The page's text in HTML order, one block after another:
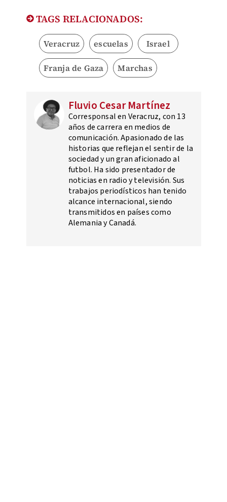
TAGS RELACIONADOS:
Veracruz escuelas Israel
Franja de Gaza Marchas
Fluvio Cesar Martínez
Corresponsal en Veracruz, con 13
años de carrera en medios de
comunicación. Apasionado de las
historias que reflejan el sentir de la
sociedad y un gran aficionado al
futbol. Ha sido presentador de
noticias en radio y televisión. Sus
trabajos periodísticos han tenido
alcance internacional, siendo
transmitidos en países como
Alemania y Canadá.